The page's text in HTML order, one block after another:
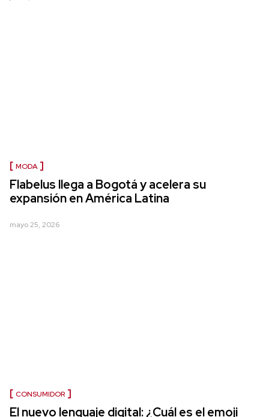
MODA
Flabelus llega a Bogotá y acelera su
expansión en América Latina
mayo 25, 2026
CONSUMIDOR
El nuevo lenguaje digital: ¿Cuál es el emoji